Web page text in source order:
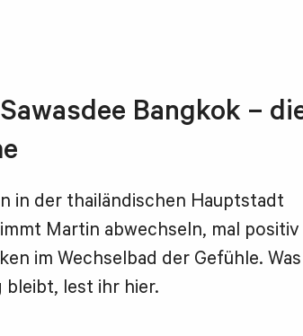
Bangkok –
in der thailändischen Hauptstadt
Martin abwechseln, mal positiv
im Wechselbad der Gefühle.
bleibt, lest ihr hier.